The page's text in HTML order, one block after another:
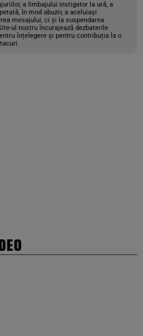
a limbajului instigator la ură, a
în mod abuziv, a aceluiași
mesajului, ci și la suspendarea
ul nostru încurajează dezbaterile
înțelegere și pentru contribuția la o